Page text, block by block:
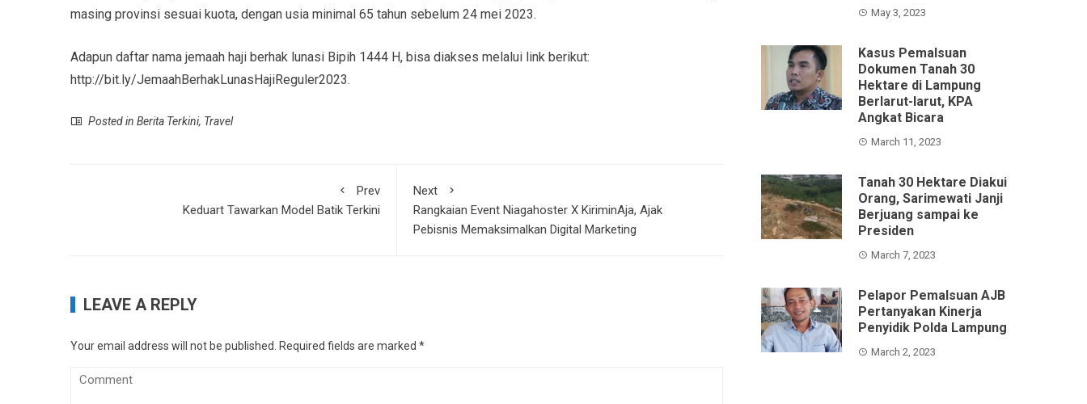
masing provinsi sesuai kuota, dengan usia minimal 65 tahun sebelum 24 mei 2023.
Adapun daftar nama jemaah haji berhak lunasi Bipih 1444 H, bisa diakses melalui link berikut:
http://bit.ly/JemaahBerhakLunasHajiReguler2023.
Posted in Berita Terkini, Travel
Prev
Keduart Tawarkan Model Batik Terkini
Next
Rangkaian Event Niagahoster X KiriminAja, Ajak
Pebisnis Memaksimalkan Digital Marketing
LEAVE A REPLY
Your email address will not be published. Required fields are marked *
May 3, 2023
Kasus Pemalsuan
Dokumen Tanah 30
Hektare di Lampung
Berlarut-larut, KPA
Angkat Bicara
March 11, 2023
Tanah 30 Hektare Diakui
Orang, Sarimewati Janji
Berjuang sampai ke
Presiden
March 7, 2023
Pelapor Pemalsuan AJB
Pertanyakan Kinerja
Penyidik Polda Lampung
March 2, 2023